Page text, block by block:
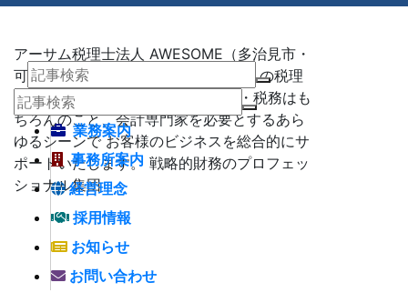
アーサム税理士法人 AWESOME（多治見市・
可児市・瑞浪市・土岐市） -地域No1 の税理
士法人 アーサム税理士法人 – 会計・税務はも
ちろんのこと、会計専門家を必要とするあら
ゆるシーンで お客様のビジネスを総合的にサ
ポートいたします。 戦略的財務のプロフェッ
ショナル集団
業務案内
事務所案内
経営理念
採用情報
お知らせ
お問い合わせ